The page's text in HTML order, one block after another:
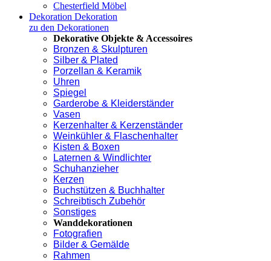
Chesterfield Möbel
Dekoration Dekoration
zu den Dekorationen
Dekorative Objekte & Accessoires
Bronzen & Skulpturen
Silber & Plated
Porzellan & Keramik
Uhren
Spiegel
Garderobe & Kleiderständer
Vasen
Kerzenhalter & Kerzenständer
Weinkühler & Flaschenhalter
Kisten & Boxen
Laternen & Windlichter
Schuhanzieher
Kerzen
Buchstützen & Buchhalter
Schreibtisch Zubehör
Sonstiges
Wanddekorationen
Fotografien
Bilder & Gemälde
Rahmen